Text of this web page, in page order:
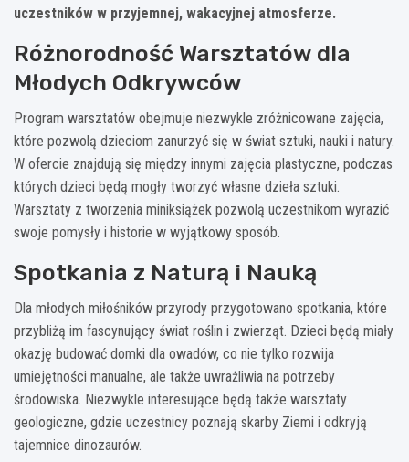
uczestników w przyjemnej, wakacyjnej atmosferze.
Różnorodność Warsztatów dla
Młodych Odkrywców
Program warsztatów obejmuje niezwykle zróżnicowane zajęcia,
które pozwolą dzieciom zanurzyć się w świat sztuki, nauki i natury.
W ofercie znajdują się między innymi zajęcia plastyczne, podczas
których dzieci będą mogły tworzyć własne dzieła sztuki.
Warsztaty z tworzenia miniksiążek pozwolą uczestnikom wyrazić
swoje pomysły i historie w wyjątkowy sposób.
Spotkania z Naturą i Nauką
Dla młodych miłośników przyrody przygotowano spotkania, które
przybliżą im fascynujący świat roślin i zwierząt. Dzieci będą miały
okazję budować domki dla owadów, co nie tylko rozwija
umiejętności manualne, ale także uwrażliwia na potrzeby
środowiska. Niezwykle interesujące będą także warsztaty
geologiczne, gdzie uczestnicy poznają skarby Ziemi i odkryją
tajemnice dinozaurów.